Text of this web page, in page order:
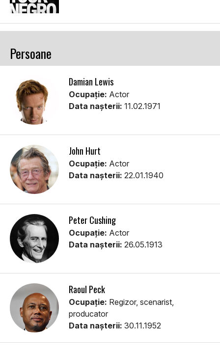
Persoane
Damian Lewis
Ocupație: Actor
Data nașterii: 11.02.1971
John Hurt
Ocupație: Actor
Data nașterii: 22.01.1940
Peter Cushing
Ocupație: Actor
Data nașterii: 26.05.1913
Raoul Peck
Ocupație: Regizor, scenarist,
producator
Data nașterii: 30.11.1952